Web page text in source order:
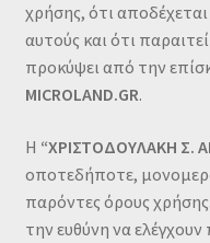
Πολιτική επιστροφών
Οι Συνεργασίες μας
Καλάθι
Ολοκλήρωση
χρήσης, ότι
αυτούς και ότι
προκύψει από την
MICROLAND.GR.
Η “ΧΡΙΣΤΟΔΟΥΛΑΚΗ Σ.
οποτεδήποτε,
παρόντες όρους
την ευθύνη να ελέγχουν